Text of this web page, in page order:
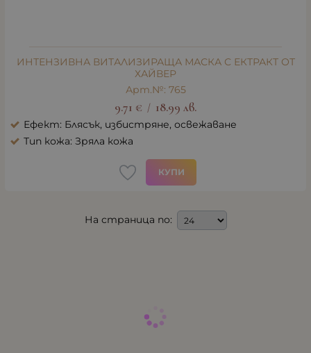
ИНТЕНЗИВНА ВИТАЛИЗИРАЩА МАСКА С ЕКТРАКТ ОТ
ХАЙВЕР
Арт.№: 765
9.71 € / 18.99 лв.
Ефект: Блясък, избистряне, освежаване
Тип кожа: Зряла кожа
КУПИ
На страница по: